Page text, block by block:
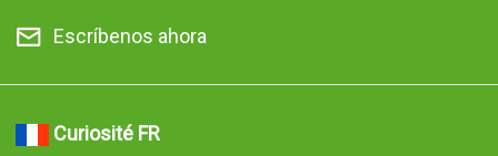
Escríbenos ahora
Curiosité FR